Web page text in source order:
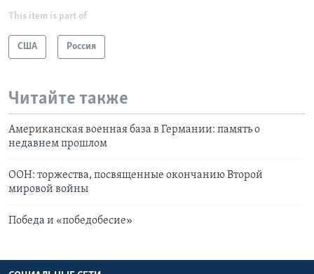
This item is part of
США Россия
Читайте также
Американская военная база в Германии: память о
недавнем прошлом
ООН: торжества, посвященные окончанию Второй
мировой войны
Победа и «победобесие»